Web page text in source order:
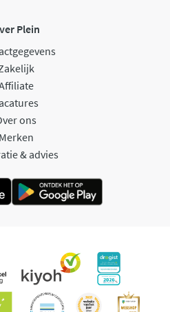
Plein
ons
Merken
& advies